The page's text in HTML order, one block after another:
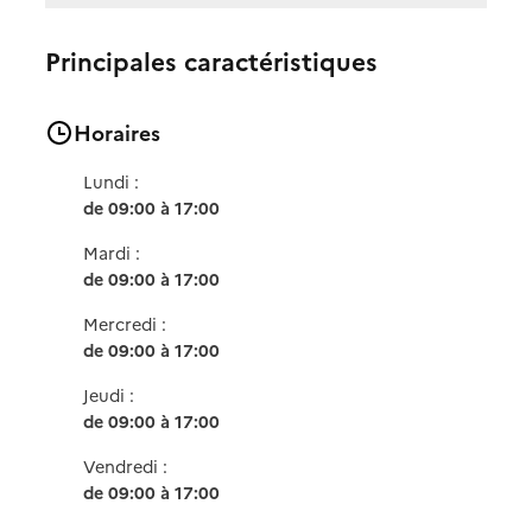
Principales caractéristiques
Horaires
Lundi :
de 09:00 à 17:00
Mardi :
de 09:00 à 17:00
Mercredi :
de 09:00 à 17:00
Jeudi :
de 09:00 à 17:00
Vendredi :
de 09:00 à 17:00